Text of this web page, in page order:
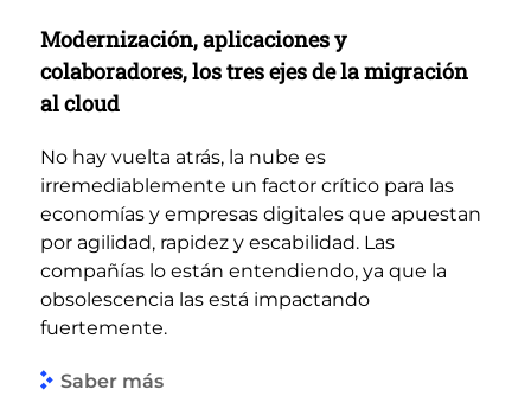
Modernización, aplicaciones y
colaboradores, los tres ejes de la migración
al cloud
No hay vuelta atrás, la nube es
irremediablemente un factor crítico para las
economías y empresas digitales que apuestan
por agilidad, rapidez y escabilidad. Las
compañías lo están entendiendo, ya que la
obsolescencia las está impactando
fuertemente.
Saber más